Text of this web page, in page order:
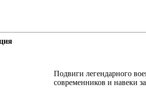
Подвиги легендарного
современников и навеки